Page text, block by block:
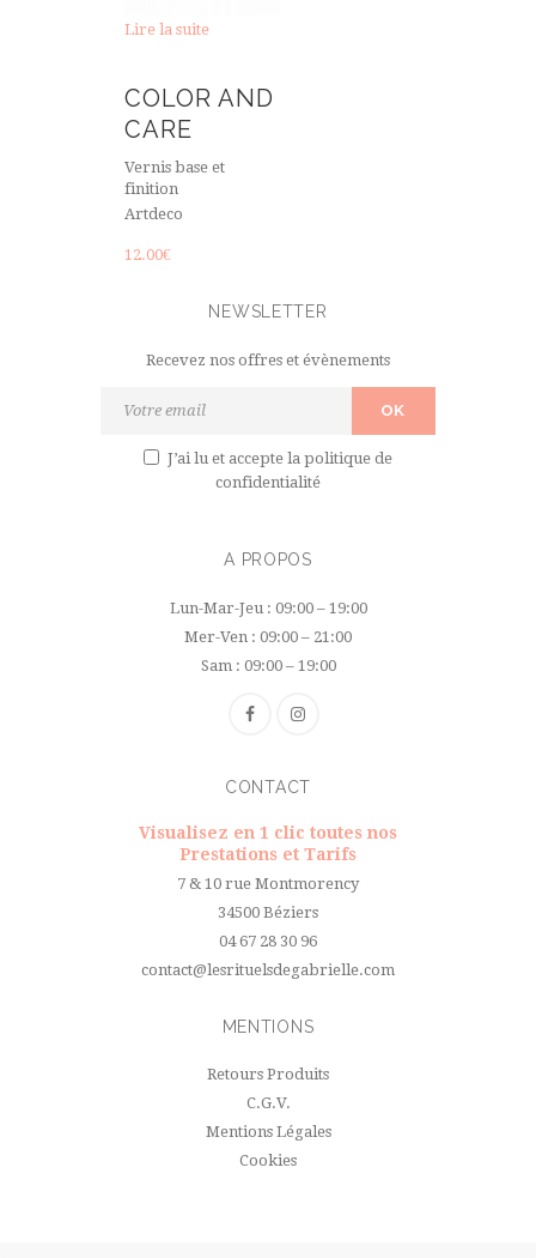
Lire la suite
COLOR AND
CARE
Vernis base et
finition
Artdeco
12.00€
NEWSLETTER
Recevez nos offres et évènements
J’ai lu et accepte la politique de
confidentialité
A PROPOS
Lun-Mar-Jeu : 09:00 – 19:00
Mer-Ven : 09:00 – 21:00
Sam : 09:00 – 19:00
CONTACT
Visualisez en 1 clic toutes nos
Prestations et Tarifs
7 & 10 rue Montmorency
34500 Béziers
04 67 28 30 96
contact@lesrituelsdegabrielle.com
MENTIONS
Retours Produits
C.G.V.
Mentions Légales
Cookies